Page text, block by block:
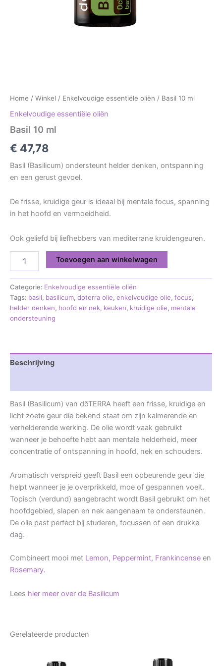
Home / Winkel / Enkelvoudige essentiële oliën / Basil 10 ml
Enkelvoudige essentiële oliën
Basil 10 ml
€ 47,78
Basil (Basilicum) ondersteunt helder denken, ontspanning
en een gerust gevoel.
De frisse, kruidige geur is ideaal bij mentale focus, spanning
in het hoofd en vermoeidheid.
Ook geliefd bij liefhebbers van mediterrane kruidengeuren.
Toevoegen aan winkelwagen
Categorie: Enkelvoudige essentiële oliën
Tags: basil, basilicum, doterra olie, enkelvoudige olie, focus,
helder denken, hoofd en nek, keuken, kruidige olie, mentale
ondersteuning
Beschrijving
Basil (Basilicum) van dōTERRA heeft een frisse, kruidige en
licht zoete geur die bekend staat om zijn kalmerende en
verhelderende werking. De olie wordt vaak gebruikt
wanneer je behoefte hebt aan mentale helderheid, meer
concentratie of ontspanning in hoofd, nek en schouders.
Aromatisch verspreid geeft Basil een opbeurende geur die
helpt wanneer je je overprikkeld, moe of gespannen voelt.
Topisch (verdund) aangebracht wordt Basil gebruikt om het
hoofdgebied, slapen en nek aangenaam te ondersteunen.
De olie past perfect bij studeren, focussen of een drukke
dag.
Combineert mooi met Lemon, Peppermint, Frankincense en
Rosemary.
Lees hier meer over de Basilicum
Gerelateerde producten